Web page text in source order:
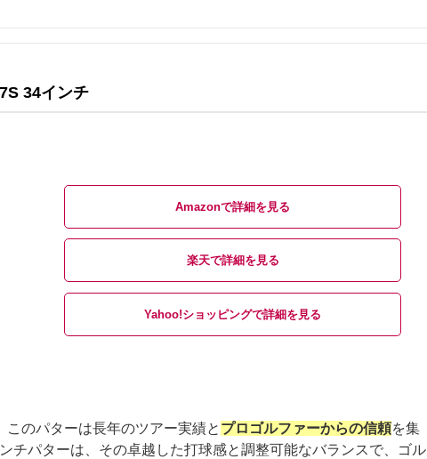
34インチ
Amazon
楽天
Yahoo!ショッピング
のパターは長年のツアー実績と プロゴルファーからの信頼を集
チパターは、その卓越した打球感と調整可能なバランスで、ゴル